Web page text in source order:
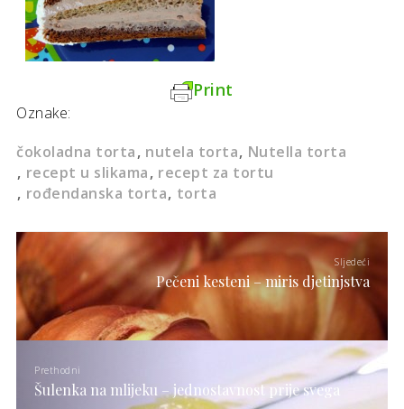
Print
Oznake:
čokoladna torta nutela torta Nutella torta
recept u slikama recept za tortu
rođendanska torta torta
Sljedeći
Pečeni kesteni – miris djetinjstva
Prethodni
Šulenka na mlijeku – jednostavnost prije svega